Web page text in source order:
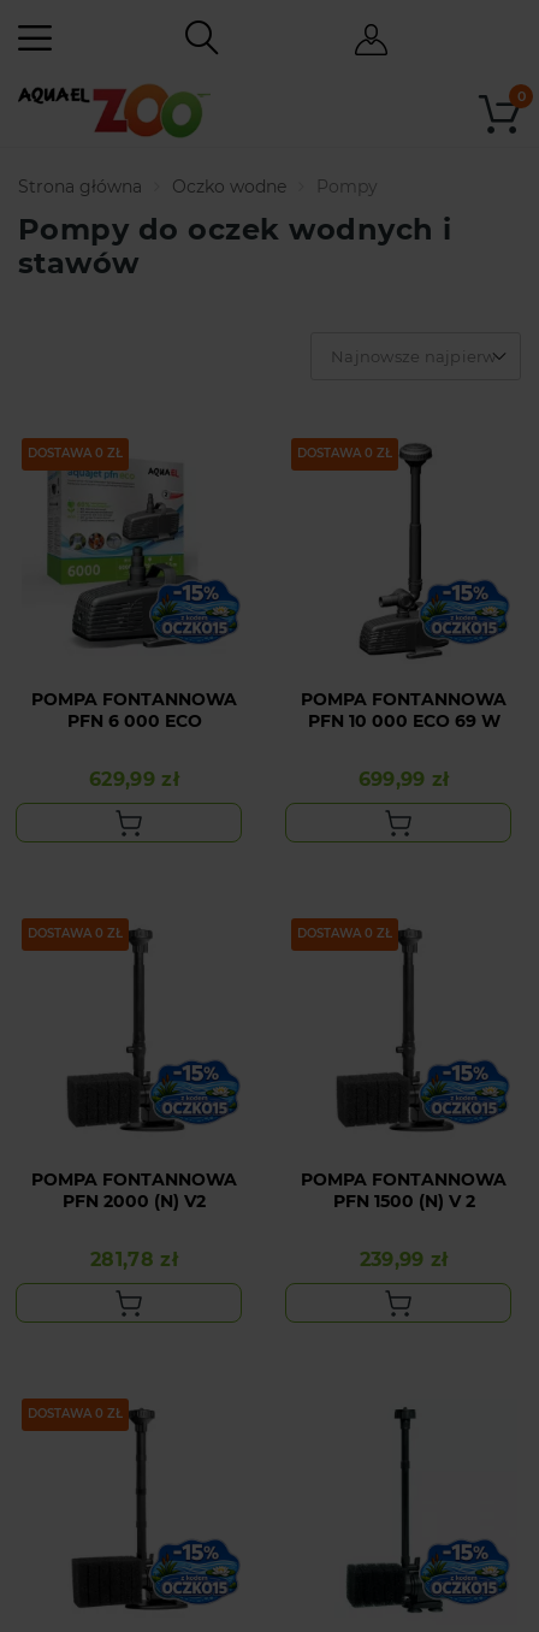
0
Strona główna Oczko wodne Pompy
Pompy do oczek wodnych i
stawów
Najnowsze najpierw
DOSTAWA 0 ZŁ
POMPA FONTANNOWA
PFN 6 000 ECO
Cena
629,99 zł
DOSTAWA 0 ZŁ
POMPA FONTANNOWA
PFN 10 000 ECO 69 W
Cena
699,99 zł
DOSTAWA 0 ZŁ
POMPA FONTANNOWA
PFN 2000 (N) V2
Cena
281,78 zł
DOSTAWA 0 ZŁ
POMPA FONTANNOWA
PFN 1500 (N) V 2
Cena
239,99 zł
DOSTAWA 0 ZŁ